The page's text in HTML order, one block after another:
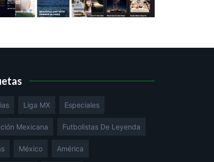
Liga MX Especiales
Mexicana Futbolistas De Leyenda
México América